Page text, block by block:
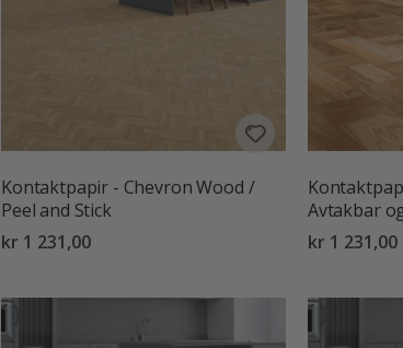
Kontaktpapir - Chevron Wood /
Peel and Stick
kr 1 231,00
Avtakbar
kr 1 231,00